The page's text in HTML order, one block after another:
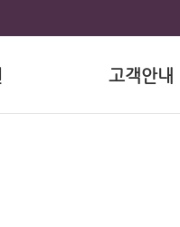
고객안내